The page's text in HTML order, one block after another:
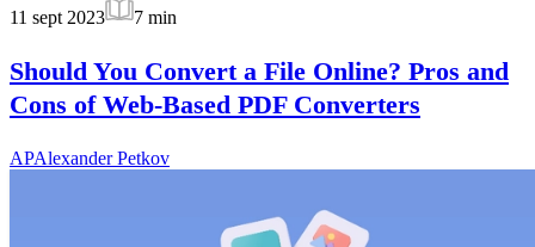
11 sept 2023
7 min
Should You Convert a File Online? Pros and
Cons of Web-Based PDF Converters
APAlexander Petkov